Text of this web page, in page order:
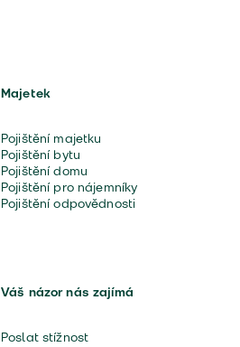
Majetek
Pojištění majetku
Pojištění bytu
Pojištění domu
Pojištění pro nájemníky
Pojištění odpovědnosti
Váš názor nás zajímá
Poslat stížnost